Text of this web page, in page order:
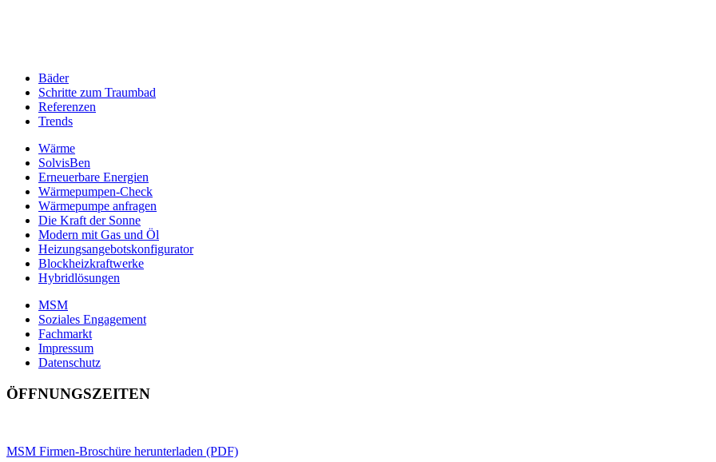
Bäder
Schritte zum Traumbad
Referenzen
Trends
Wärme
SolvisBen
Erneuerbare Energien
Wärmepumpen-Check
Wärmepumpe anfragen
Die Kraft der Sonne
Modern mit Gas und Öl
Heizungsangebotskonfigurator
Blockheizkraftwerke
Hybridlösungen
MSM
Soziales Engagement
Fachmarkt
Impressum
Datenschutz
ÖFFNUNGSZEITEN
MSM Firmen-Broschüre herunterladen (PDF)